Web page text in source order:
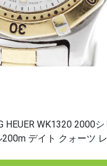
HEUER WK1320 2000
デイト クォーツ